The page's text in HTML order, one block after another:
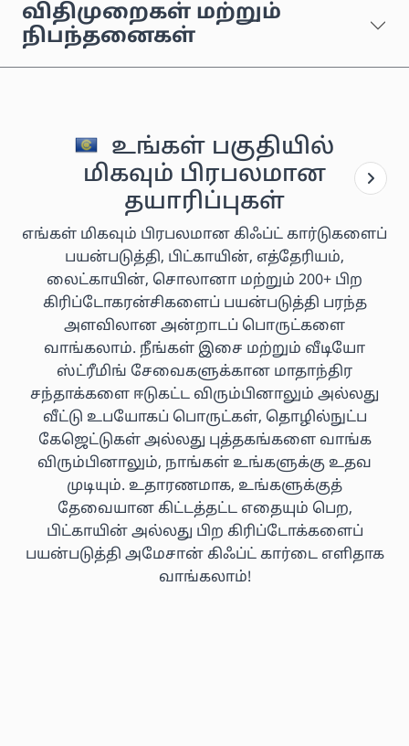
விதிமுறைகள் மற்றும்
நிபந்தனைகள்
உங்கள் பகுதியில்
மிகவும் பிரபலமான
தயாரிப்புகள்
எங்கள் மிகவும் பிரபலமான கிஃப்ட் கார்டுகளைப்
பயன்படுத்தி, பிட்காயின், எத்தேரியம்,
லைட்காயின், சொலானா மற்றும் 200+ பிற
கிரிப்டோகரன்சிகளைப் பயன்படுத்தி பரந்த
அளவிலான அன்றாடப் பொருட்களை
வாங்கலாம். நீங்கள் இசை மற்றும் வீடியோ
ஸ்ட்ரீமிங் சேவைகளுக்கான மாதாந்திர
சந்தாக்களை ஈடுகட்ட விரும்பினாலும் அல்லது
வீட்டு உபயோகப் பொருட்கள், தொழில்நுட்ப
கேஜெட்டுகள் அல்லது புத்தகங்களை வாங்க
விரும்பினாலும், நாங்கள் உங்களுக்கு உதவ
முடியும். உதாரணமாக, உங்களுக்குத்
தேவையான கிட்டத்தட்ட எதையும் பெற,
பிட்காயின் அல்லது பிற கிரிப்டோக்களைப்
பயன்படுத்தி அமேசான் கிஃப்ட் கார்டை எளிதாக
வாங்கலாம்!